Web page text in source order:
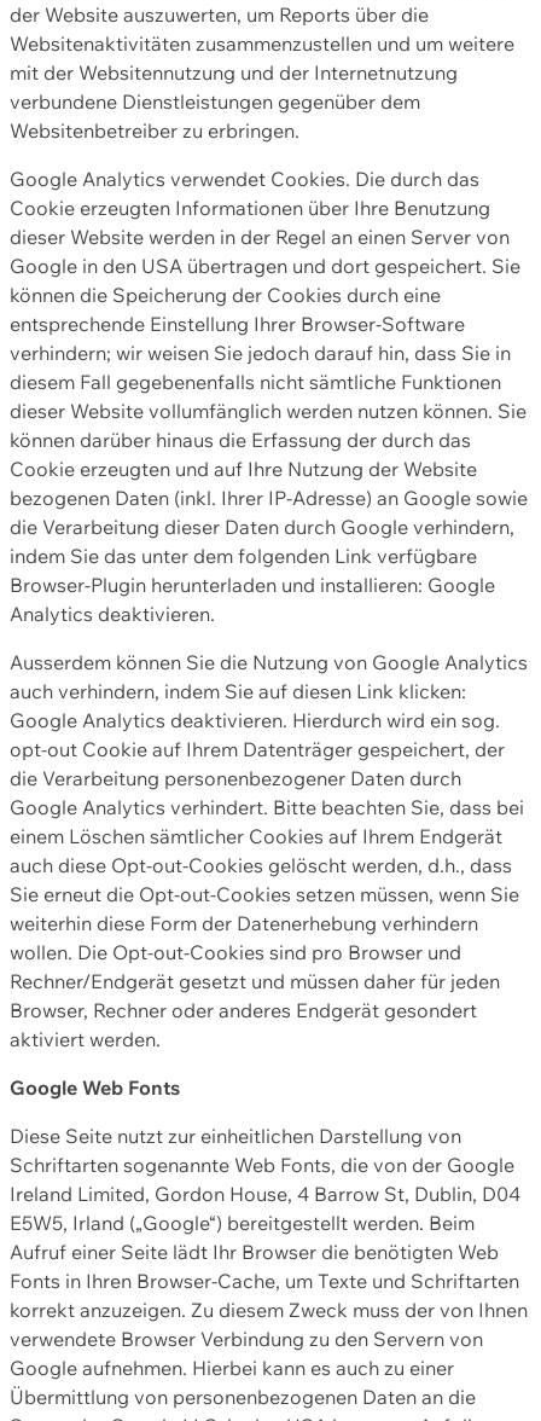
der Website auszuwerten, um Reports über die
Websitenaktivitäten zusammenzustellen und um weitere
mit der Websitennutzung und der Internetnutzung
verbundene Dienstleistungen gegenüber dem
Websitenbetreiber zu erbringen.
Google Analytics verwendet Cookies. Die durch das
Cookie erzeugten Informationen über Ihre Benutzung
dieser Website werden in der Regel an einen Server von
Google in den USA übertragen und dort gespeichert. Sie
können die Speicherung der Cookies durch eine
entsprechende Einstellung Ihrer Browser-Software
verhindern; wir weisen Sie jedoch darauf hin, dass Sie in
diesem Fall gegebenenfalls nicht sämtliche Funktionen
dieser Website vollumfänglich werden nutzen können. Sie
können darüber hinaus die Erfassung der durch das
Cookie erzeugten und auf Ihre Nutzung der Website
bezogenen Daten (inkl. Ihrer IP-Adresse) an Google sowie
die Verarbeitung dieser Daten durch Google verhindern,
indem Sie das unter dem folgenden Link verfügbare
Browser-Plugin herunterladen und installieren: Google
Analytics deaktivieren.
Ausserdem können Sie die Nutzung von Google Analytics
auch verhindern, indem Sie auf diesen Link klicken:
Google Analytics deaktivieren. Hierdurch wird ein sog.
opt-out Cookie auf Ihrem Datenträger gespeichert, der
die Verarbeitung personenbezogener Daten durch
Google Analytics verhindert. Bitte beachten Sie, dass bei
einem Löschen sämtlicher Cookies auf Ihrem Endgerät
auch diese Opt-out-Cookies gelöscht werden, d.h., dass
Sie erneut die Opt-out-Cookies setzen müssen, wenn Sie
weiterhin diese Form der Datenerhebung verhindern
wollen. Die Opt-out-Cookies sind pro Browser und
Rechner/Endgerät gesetzt und müssen daher für jeden
Browser, Rechner oder anderes Endgerät gesondert
aktiviert werden.
Google Web Fonts
Diese Seite nutzt zur einheitlichen Darstellung von
Schriftarten sogenannte Web Fonts, die von der Google
Ireland Limited, Gordon House, 4 Barrow St, Dublin, D04
E5W5, Irland („Google“) bereitgestellt werden. Beim
Aufruf einer Seite lädt Ihr Browser die benötigten Web
Fonts in Ihren Browser-Cache, um Texte und Schriftarten
korrekt anzuzeigen. Zu diesem Zweck muss der von Ihnen
verwendete Browser Verbindung zu den Servern von
Google aufnehmen. Hierbei kann es auch zu einer
Übermittlung von personenbezogenen Daten an die